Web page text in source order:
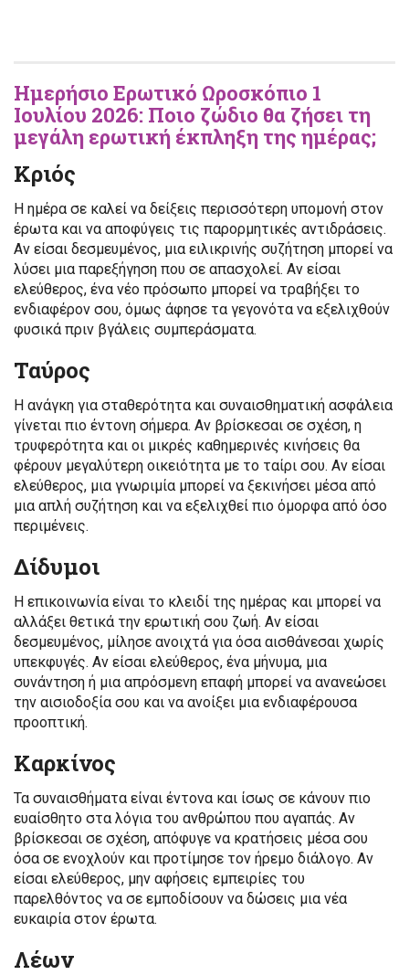
Ημερήσιο Ερωτικό Ωροσκόπιο 1
Ιουλίου 2026: Ποιο ζώδιο θα ζήσει τη
μεγάλη ερωτική έκπληξη της ημέρας;
Κριός
Η ημέρα σε καλεί να δείξεις περισσότερη υπομονή στον
έρωτα και να αποφύγεις τις παρορμητικές αντιδράσεις.
Αν είσαι δεσμευμένος, μια ειλικρινής συζήτηση μπορεί να
λύσει μια παρεξήγηση που σε απασχολεί. Αν είσαι
ελεύθερος, ένα νέο πρόσωπο μπορεί να τραβήξει το
ενδιαφέρον σου, όμως άφησε τα γεγονότα να εξελιχθούν
φυσικά πριν βγάλεις συμπεράσματα.
Ταύρος
Η ανάγκη για σταθερότητα και συναισθηματική ασφάλεια
γίνεται πιο έντονη σήμερα. Αν βρίσκεσαι σε σχέση, η
τρυφερότητα και οι μικρές καθημερινές κινήσεις θα
φέρουν μεγαλύτερη οικειότητα με το ταίρι σου. Αν είσαι
ελεύθερος, μια γνωριμία μπορεί να ξεκινήσει μέσα από
μια απλή συζήτηση και να εξελιχθεί πιο όμορφα από όσο
περιμένεις.
Δίδυμοι
Η επικοινωνία είναι το κλειδί της ημέρας και μπορεί να
αλλάξει θετικά την ερωτική σου ζωή. Αν είσαι
δεσμευμένος, μίλησε ανοιχτά για όσα αισθάνεσαι χωρίς
υπεκφυγές. Αν είσαι ελεύθερος, ένα μήνυμα, μια
συνάντηση ή μια απρόσμενη επαφή μπορεί να ανανεώσει
την αισιοδοξία σου και να ανοίξει μια ενδιαφέρουσα
προοπτική.
Καρκίνος
Τα συναισθήματα είναι έντονα και ίσως σε κάνουν πιο
ευαίσθητο στα λόγια του ανθρώπου που αγαπάς. Αν
βρίσκεσαι σε σχέση, απόφυγε να κρατήσεις μέσα σου
όσα σε ενοχλούν και προτίμησε τον ήρεμο διάλογο. Αν
είσαι ελεύθερος, μην αφήσεις εμπειρίες του
παρελθόντος να σε εμποδίσουν να δώσεις μια νέα
ευκαιρία στον έρωτα.
Λέων